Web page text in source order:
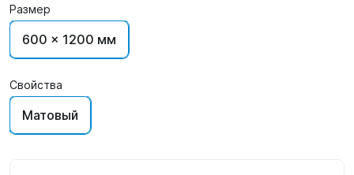
Размер
600 x 1200 мм
Свойства
Матовый